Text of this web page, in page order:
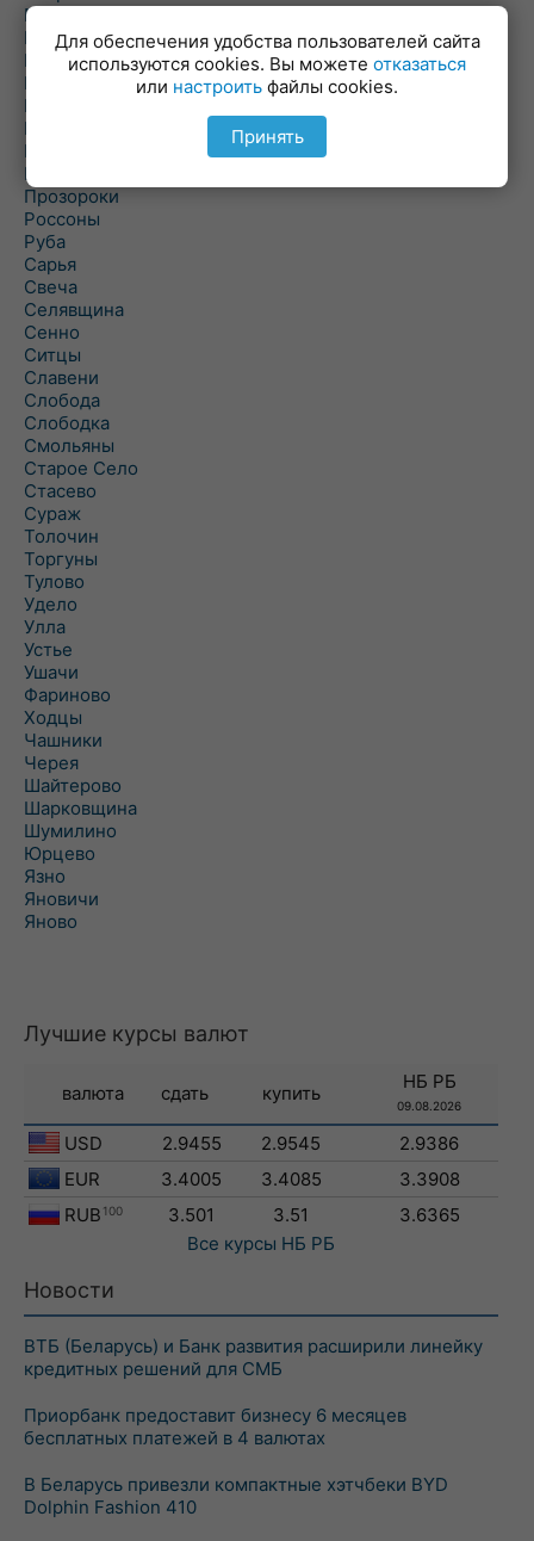
Пальминка
Парафьяново
Плисса
Повятье
Погоща
Подсвилье
Полоцк
Поставы
Прозороки
Россоны
Руба
Сарья
Свеча
Селявщина
Сенно
Ситцы
Славени
Слобода
Слободка
Смольяны
Старое Село
Стасево
Сураж
Толочин
Торгуны
Тулово
Удело
Улла
Устье
Ушачи
Фариново
Ходцы
Чашники
Черея
Шайтерово
Шарковщина
Шумилино
Юрцево
Язно
Яновичи
Яново
Лучшие курсы валют
валюта сдать купить
НБ РБ
09.08.2026
USD 2.9455 2.9545
2.9386
EUR
3.4005 3.4085
3.3908
RUB 100 3.501 3.51
3.6365
Все курсы НБ РБ
Новости
ВТБ (Беларусь) и Банк развития расширили линейку
кредитных решений для СМБ
Приорбанк предоставит бизнесу 6 месяцев
бесплатных платежей в 4 валютах
В Беларусь привезли компактные хэтчбеки BYD
Dolphin Fashion 410
Для обеспечения удобства пользователей сайта
используются cookies. Вы можете отказаться
или настроить файлы cookies.
Принять